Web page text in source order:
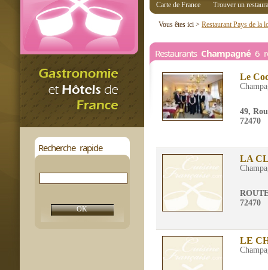
Recherche rapide
Carte de France Trouver un
Vous êtes ici > Restaurant Pays de la
Restaurants Champagné 6
Le
49,
72470
LA
72470
LE